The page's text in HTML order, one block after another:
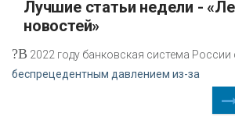
Лучшие статьи недели -
новостей»
?В 2022 году банковская система России
беспрецедентным давлением из-за